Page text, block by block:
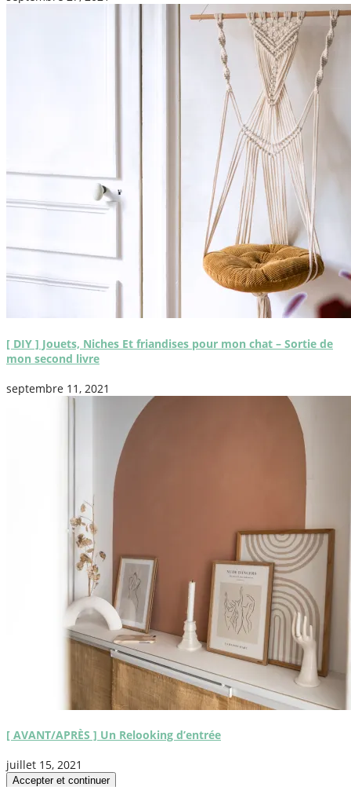
[ DIY ] Jouets, Niches Et friandises pour mon chat – Sortie de
mon second livre
septembre 11, 2021
[ AVANT/APRÈS ] Un Relooking d’entrée
juillet 15, 2021